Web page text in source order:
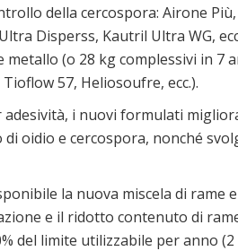
della cercospora: Airone
Disperss, Kautril Ultra WG,
(o 28 kg complessivi in
57, Heliosoufre, ecc.).
i nuovi formulati
oidio e cercospora, nonché
la nuova miscela di
e il ridotto contenuto di
del limite utilizzabile per anno (2